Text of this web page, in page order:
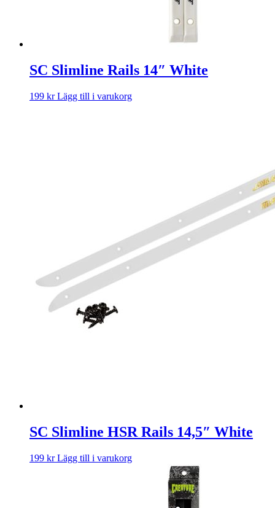
SC Slimline Rails 14″ White
199 kr Lägg till i varukorg
SC Slimline HSR Rails 14,5″ White
199 kr Lägg till i varukorg